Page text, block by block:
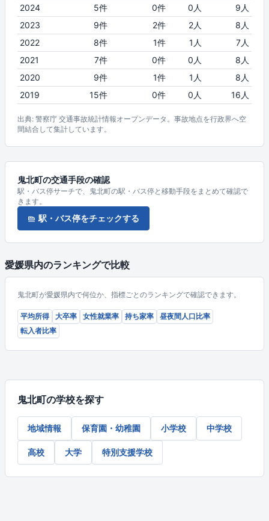
2024 5件 0件 0人
9人
2023
9件 2件 2人
8人
2022
8件 1件 1人
7人
2021
7件 0件 0人
8人
2020
9件 1件 1人
8人
2019
15件 0件 0人 16人
出典: 警察庁 交通事故統計情報オープンデータ。事故地点を行政界へ空
間結合して集計しています。
鬼北町の交通手段の確認
駅・バス停サーチで、鬼北町の駅・バス停と移動手段をまとめて確認で
きます。
駅・バス停をチェックする
愛媛県内のランキングで比較
鬼北町が愛媛県内で何位か、指標ごとのランキングで確認できます。
平均所得 大卒率 女性就業率 持ち家率
昼夜間人口比率
転入者比率
鬼北町の学校を探す
地域情報 保育園・幼稚園 小学校 中学校
高校 大学 特別支援学校